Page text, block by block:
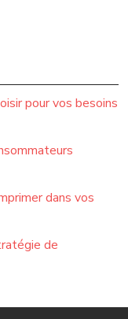
pour vos besoins
dans vos
de